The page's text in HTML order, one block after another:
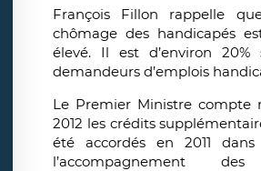
François Fillon rappelle
chômage des handicapés
élevé. Il est d’environ
demandeurs d’emplois
Le Premier Ministre compte
2012 les crédits
été accordés en 2011
l’accompagnement